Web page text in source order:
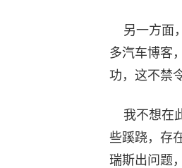
另一方面
多汽车博客
功，这不禁
我不想在
些蹊跷，存
瑞斯出问题